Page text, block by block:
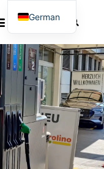
German